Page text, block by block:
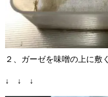
２、ガーゼを味噌の上に敷く
↓ ↓ ↓